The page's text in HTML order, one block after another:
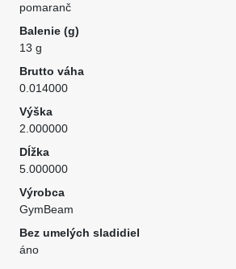
pomaranč
Balenie (g)
13 g
Brutto váha
0.014000
Výška
2.000000
Dĺžka
5.000000
Výrobca
GymBeam
Bez umelých sladidiel
áno